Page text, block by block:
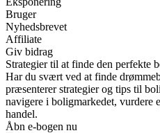
Bruger
Nyhedsbrevet
Affiliate
Giv bidrag
Strategier til at finde den perfekte
Har du svært ved at finde
præsenterer strategier og tips til
navigere i boligmarkedet, vurdere
handel.
Åbn e-bogen nu